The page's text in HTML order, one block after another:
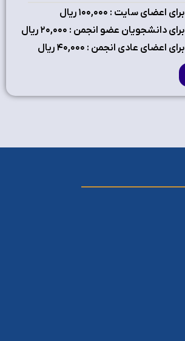
برای اعضای سایت : ۱٠٠,٠٠٠ ریال
برای دانشجویان عضو انجمن : ۲٠,٠٠٠ ریال
برای اعضای عادی انجمن : ۴٠,٠٠٠ ریال